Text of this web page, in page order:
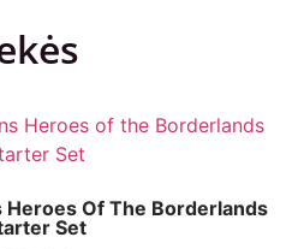
Heroes Of The Borderlands
Set